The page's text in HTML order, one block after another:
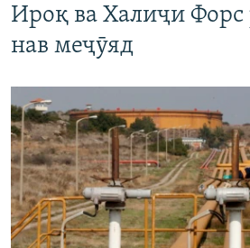
Ироқ ва Халиҷи Форс
нав меҷӯяд